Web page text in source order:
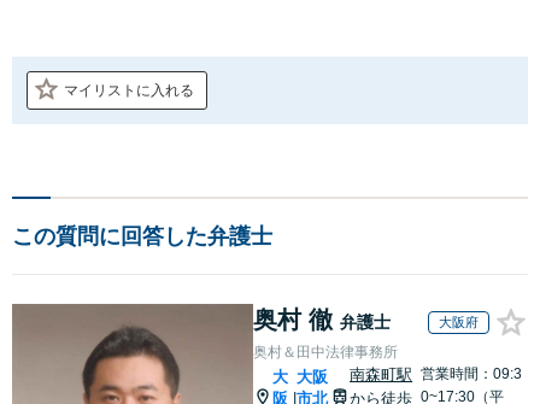
マイリストに入れる
この質問に回答した弁護士
奥村 徹 弁護士 大阪府
奥村＆田中法律事務所
大
阪
大阪
市北
南森町駅
から徒歩
営業時間：09:3
0~17:30（平